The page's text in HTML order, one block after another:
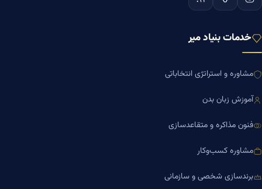
خدمات بنیاد میر
مشاوره و استراتژی انتخاباتی
آموزش زبان بدن
فنون مذاکره و متقاعدسازی
مشاوره کسب‌وکار
برندسازی شخصی و سازمانی